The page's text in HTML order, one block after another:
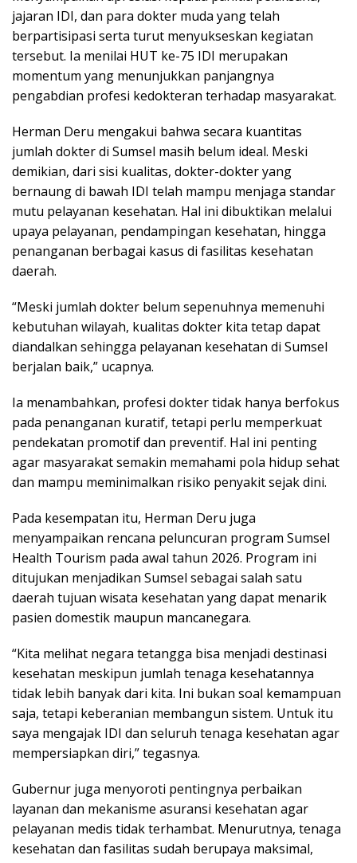
jajaran IDI, dan para dokter muda yang telah
berpartisipasi serta turut menyukseskan kegiatan
tersebut. Ia menilai HUT ke-75 IDI merupakan
momentum yang menunjukkan panjangnya
pengabdian profesi kedokteran terhadap masyarakat.
Herman Deru mengakui bahwa secara kuantitas
jumlah dokter di Sumsel masih belum ideal. Meski
demikian, dari sisi kualitas, dokter-dokter yang
bernaung di bawah IDI telah mampu menjaga standar
mutu pelayanan kesehatan. Hal ini dibuktikan melalui
upaya pelayanan, pendampingan kesehatan, hingga
penanganan berbagai kasus di fasilitas kesehatan
daerah.
“Meski jumlah dokter belum sepenuhnya memenuhi
kebutuhan wilayah, kualitas dokter kita tetap dapat
diandalkan sehingga pelayanan kesehatan di Sumsel
berjalan baik,” ucapnya.
Ia menambahkan, profesi dokter tidak hanya berfokus
pada penanganan kuratif, tetapi perlu memperkuat
pendekatan promotif dan preventif. Hal ini penting
agar masyarakat semakin memahami pola hidup sehat
dan mampu meminimalkan risiko penyakit sejak dini.
Pada kesempatan itu, Herman Deru juga
menyampaikan rencana peluncuran program Sumsel
Health Tourism pada awal tahun 2026. Program ini
ditujukan menjadikan Sumsel sebagai salah satu
daerah tujuan wisata kesehatan yang dapat menarik
pasien domestik maupun mancanegara.
“Kita melihat negara tetangga bisa menjadi destinasi
kesehatan meskipun jumlah tenaga kesehatannya
tidak lebih banyak dari kita. Ini bukan soal kemampuan
saja, tetapi keberanian membangun sistem. Untuk itu
saya mengajak IDI dan seluruh tenaga kesehatan agar
mempersiapkan diri,” tegasnya.
Gubernur juga menyoroti pentingnya perbaikan
layanan dan mekanisme asuransi kesehatan agar
pelayanan medis tidak terhambat. Menurutnya, tenaga
kesehatan dan fasilitas sudah berupaya maksimal,